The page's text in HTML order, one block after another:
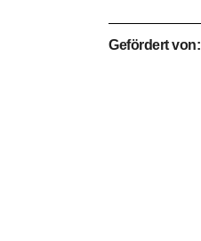
Gefördert von: